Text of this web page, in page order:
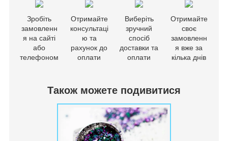
Зробіть
замовленн
я на сайті
або
телефоном
Отримайте
консультаці
ю та
рахунок до
оплати
Виберіть
зручний
спосіб
доставки та
оплати
Отримайте
своє
замовленн
я вже за
кілька днів
Також можете подивитися